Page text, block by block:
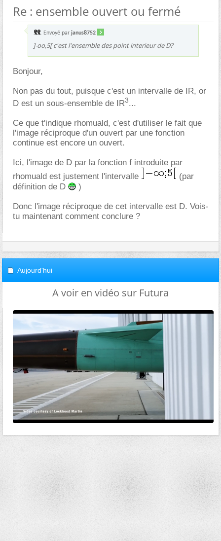
Re : ensemble ouvert ou fermé
Envoyé par janus8752
]-oo,5[ c'est l'ensemble des point interieur de D?
Bonjour,
Non pas du tout, puisque c'est un intervalle de IR, or
D est un sous-ensemble de IR3...
Ce que t'indique rhomuald, c'est d'utiliser le fait que
l'image réciproque d'un ouvert par une fonction
continue est encore un ouvert.
Ici, l'image de D par la fonction f introduite par
rhomuald est justement l'intervalle
(par
définition de D
)
Donc l'image réciproque de cet intervalle est D. Vois-
tu maintenant comment conclure ?
Aujourd'hui
A voir en vidéo sur Futura